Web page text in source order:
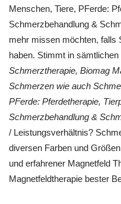
Menschen, Tiere, PFerde:
Schmerzbehandlung &
mehr missen möchten, falls
haben. Stimmt in
Schmerztherapie, Biomag
Schmerzen wie auch
PFerde: Pferdetherapie,
Schmerzbehandlung &
/ Leistungsverhältnis?
diversen Farben und
und erfahrener Magnetfeld
Magnetfeldtherapie bester